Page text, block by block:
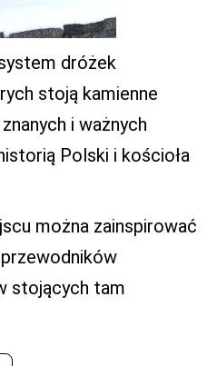
dróżek
stoją kamienne
i ważnych
Polski i kościoła
można zainspirować
stojących tam